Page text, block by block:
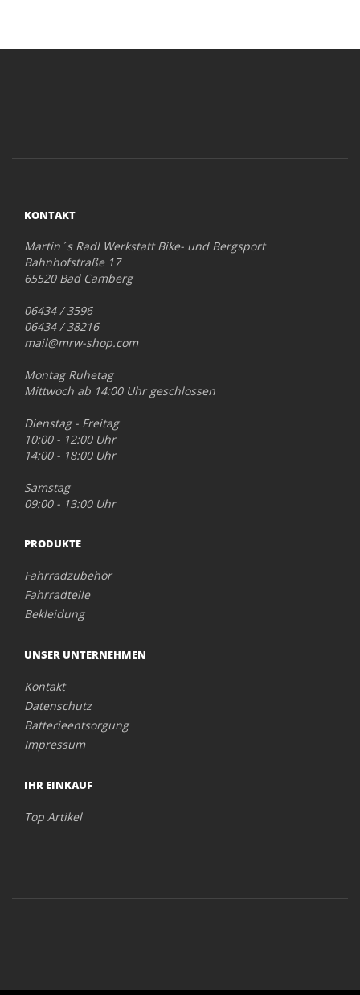
KONTAKT
Martin´s Radl Werkstatt Bike- und Bergsport
Bahnhofstraße 17
65520 Bad Camberg
06434 / 3596
06434 / 38216
mail@mrw-shop.com
Montag Ruhetag
Mittwoch ab 14:00 Uhr geschlossen
Dienstag - Freitag
10:00 - 12:00 Uhr
14:00 - 18:00 Uhr
Samstag
09:00 - 13:00 Uhr
PRODUKTE
Fahrradzubehör
Fahrradteile
Bekleidung
UNSER UNTERNEHMEN
Kontakt
Datenschutz
Batterieentsorgung
Impressum
IHR EINKAUF
Top Artikel